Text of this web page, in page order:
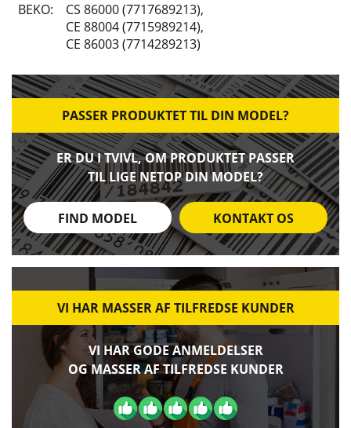
BEKO: CS 86000 (7717689213),
CE 88004 (7715989214),
CE 86003 (7714289213)
PASSER PRODUKTET TIL DIN MODEL?
ER DU I TVIVL, OM PRODUKTET PASSER
TIL LIGE NETOP DIN MODEL?
FIND MODEL KONTAKT OS
VI HAR MASSER AF TILFREDSE KUNDER
VI HAR GODE ANMELDELSER
OG MASSER AF TILFREDSE KUNDER